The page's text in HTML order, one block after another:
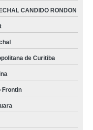
CANDIDO RONDON
de Curitiba
Frontin